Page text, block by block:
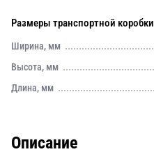
Размеры транспортной коробки
Ширина, мм
Высота, мм
Длина, мм
Описание